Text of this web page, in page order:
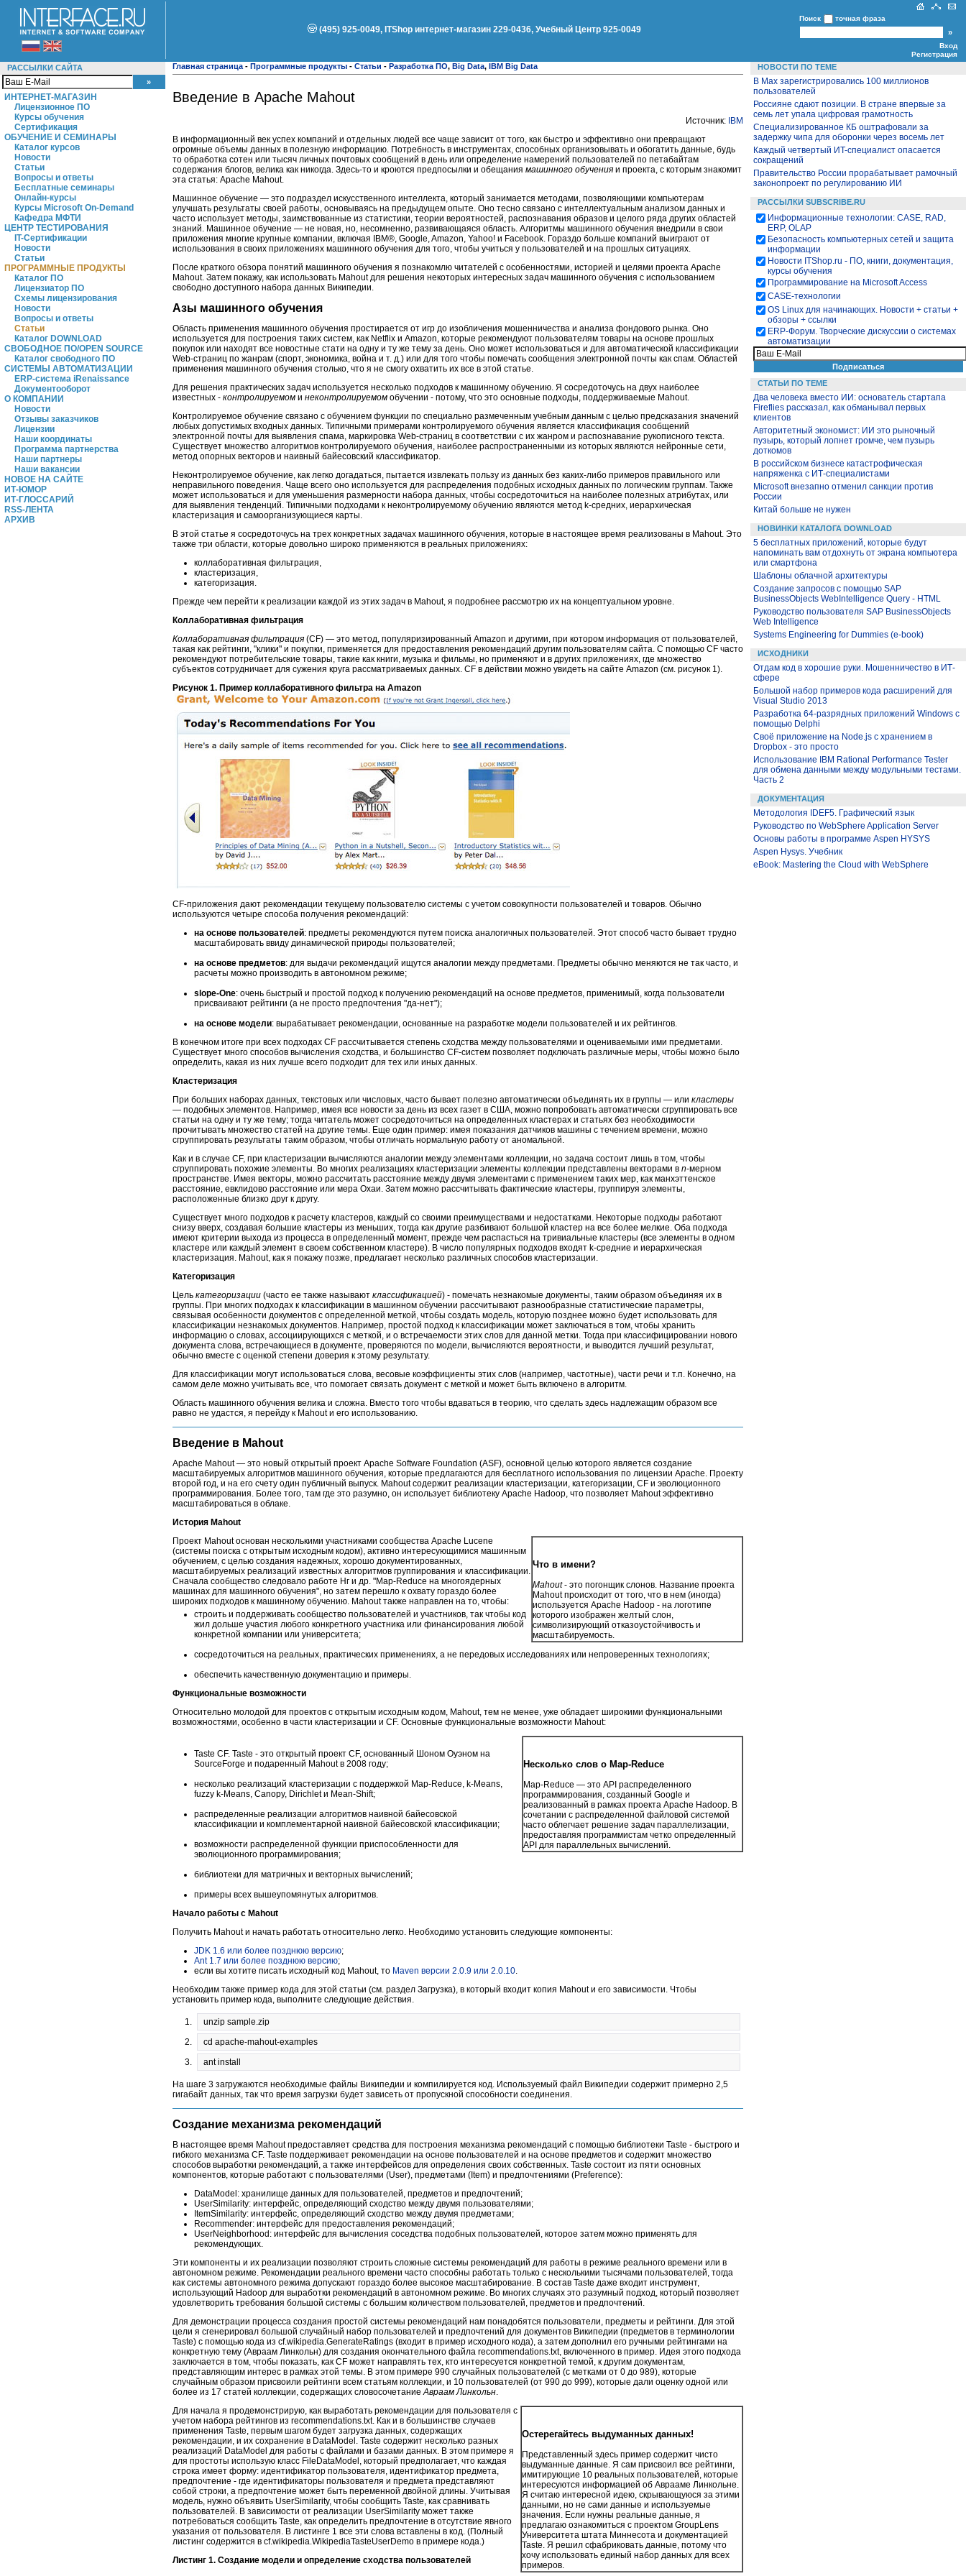
(495) 925-0049, ITShop интернет-магазин 229-0436, Учебный Центр 925-0049
Поиск точная фраза
Вход
Регистрация
РАССЫЛКИ САЙТА
ИНТЕРНЕТ-МАГАЗИН
Лицензионное ПО
Курсы обучения
Сертификация
ОБУЧЕНИЕ И СЕМИНАРЫ
Каталог курсов
Новости
Статьи
Вопросы и ответы
Бесплатные семинары
Онлайн-курсы
Курсы Microsoft On-Demand
Кафедра МФТИ
ЦЕНТР ТЕСТИРОВАНИЯ
IT-Сертификации
Новости
Статьи
ПРОГРАММНЫЕ ПРОДУКТЫ
Каталог ПО
Лицензиатор ПО
Схемы лицензирования
Новости
Вопросы и ответы
Статьи
Каталог DOWNLOAD
СВОБОДНОЕ ПО/OPEN SOURCE
Каталог свободного ПО
СИСТЕМЫ АВТОМАТИЗАЦИИ
ERP-система iRenaissance
Документооборот
О КОМПАНИИ
Новости
Отзывы заказчиков
Лицензии
Наши координаты
Программа партнерства
Наши партнеры
Наши вакансии
НОВОЕ НА САЙТЕ
ИТ-ЮМОР
ИТ-ГЛОССАРИЙ
RSS-ЛЕНТА
АРХИВ
Главная страница - Программные продукты - Статьи - Разработка ПО, Big Data, IBM Big Data
Введение в Apache Mahout
Источник: IBM
В информационный век успех компаний и отдельных людей все чаще зависит от того, как быстро и эффективно они превращают
огромные объемы данных в полезную информацию. Потребность в инструментах, способных организовывать и обогатить данные, будь
то обработка сотен или тысяч личных почтовых сообщений в день или определение намерений пользователей по петабайтам
содержания блогов, велика как никогда. Здесь-то и кроются предпосылки и обещания машинного обучения и проекта, с которым знакомит
эта статья: Apache Mahout.
Машинное обучение ― это подраздел искусственного интеллекта, который занимается методами, позволяющими компьютерам
улучшать результаты своей работы, основываясь на предыдущем опыте. Оно тесно связано с интеллектуальным анализом данных и
часто использует методы, заимствованные из статистики, теории вероятностей, распознавания образов и целого ряда других областей
знаний. Машинное обучение ― не новая, но, несомненно, развивающаяся область. Алгоритмы машинного обучения внедрили в свои
приложения многие крупные компании, включая IBM®, Google, Amazon, Yahoo! и Facebook. Гораздо больше компаний выиграют от
использования в своих приложениях машинного обучения для того, чтобы учиться у пользователей и на прошлых ситуациях.
После краткого обзора понятий машинного обучения я познакомлю читателей с особенностями, историей и целями проекта Apache
Mahout. Затем покажу, как использовать Mahout для решения некоторых интересных задач машинного обучения с использованием
свободно доступного набора данных Википедии.
Азы машинного обучения
Область применения машинного обучения простирается от игр до изобличения мошенничества и анализа фондового рынка. Оно
используется для построения таких систем, как Netflix и Amazon, которые рекомендуют пользователям товары на основе прошлых
покупок или находят все новостные стати на одну и ту же тему за день. Оно может использоваться и для автоматической классификации
Web-страниц по жанрам (спорт, экономика, война и т. д.) или для того чтобы помечать сообщения электронной почты как спам. Областей
применения машинного обучения столько, что я не смогу охватить их все в этой статье.
Для решения практических задач используется несколько подходов к машинному обучению. Я сосредоточусь на двух наиболее
известных - контролируемом и неконтролируемом обучении - потому, что это основные подходы, поддерживаемые Mahout.
Контролируемое обучение связано с обучением функции по специально размеченным учебным данным с целью предсказания значений
любых допустимых входных данных. Типичными примерами контролируемого обучения является классификация сообщений
электронной почты для выявления спама, маркировка Web-страниц в соответствии с их жанром и распознавание рукописного текста.
Существует множество алгоритмов контролируемого обучения, наиболее распространенными из которых являются нейронные сети,
метод опорных векторов и наивный байесовский классификатор.
Неконтролируемое обучение, как легко догадаться, пытается извлекать пользу из данных без каких-либо примеров правильного или
неправильного поведения. Чаще всего оно используется для распределения подобных исходных данных по логическим группам. Также
может использоваться и для уменьшения размерности набора данных, чтобы сосредоточиться на наиболее полезных атрибутах, или
для выявления тенденций. Типичными подходами к неконтролируемому обучению являются метод k-средних, иерархическая
кластеризация и самоорганизующиеся карты.
В этой статье я сосредоточусь на трех конкретных задачах машинного обучения, которые в настоящее время реализованы в Mahout. Это
также три области, которые довольно широко применяются в реальных приложениях:
коллаборативная фильтрация,
кластеризация,
категоризация.
Прежде чем перейти к реализации каждой из этих задач в Mahout, я подробнее рассмотрю их на концептуальном уровне.
Коллаборативная фильтрация
Коллаборативная фильтрация (CF) ― это метод, популяризированный Amazon и другими, при котором информация от пользователей,
такая как рейтинги, "клики" и покупки, применяется для предоставления рекомендаций другим пользователям сайта. С помощью CF часто
рекомендуют потребительские товары, такие как книги, музыка и фильмы, но применяют и в других приложениях, где множество
субъектов сотрудничает для сужения круга рассматриваемых данных. CF в действии можно увидеть на сайте Amazon (см. рисунок 1).
Рисунок 1. Пример коллаборативного фильтра на Amazon
CF-приложения дают рекомендации текущему пользователю системы с учетом совокупности пользователей и товаров. Обычно
используются четыре способа получения рекомендаций:
на основе пользователей: предметы рекомендуются путем поиска аналогичных пользователей. Этот способ часто бывает трудно
масштабировать ввиду динамической природы пользователей;
на основе предметов: для выдачи рекомендаций ищутся аналогии между предметами. Предметы обычно меняются не так часто, и
расчеты можно производить в автономном режиме;
slope-One: очень быстрый и простой подход к получению рекомендаций на основе предметов, применимый, когда пользователи
присваивают рейтинги (а не просто предпочтения "да-нет");
на основе модели: вырабатывает рекомендации, основанные на разработке модели пользователей и их рейтингов.
В конечном итоге при всех подходах CF рассчитывается степень сходства между пользователями и оцениваемыми ими предметами.
Существует много способов вычисления сходства, и большинство CF-систем позволяет подключать различные меры, чтобы можно было
определить, какая из них лучше всего подходит для тех или иных данных.
Кластеризация
При больших наборах данных, текстовых или числовых, часто бывает полезно автоматически объединять их в группы ― или кластеры
― подобных элементов. Например, имея все новости за день из всех газет в США, можно попробовать автоматически сгруппировать все
статьи на одну и ту же тему; тогда читатель может сосредоточиться на определенных кластерах и статьях без необходимости
прочитывать множество статей на другие темы. Еще один пример: имея показания датчиков машины с течением времени, можно
сгруппировать результаты таким образом, чтобы отличать нормальную работу от аномальной.
Как и в случае CF, при кластеризации вычисляются аналогии между элементами коллекции, но задача состоит лишь в том, чтобы
сгруппировать похожие элементы. Во многих реализациях кластеризации элементы коллекции представлены векторами в n-мерном
пространстве. Имея векторы, можно рассчитать расстояние между двумя элементами с применением таких мер, как манхэттенское
расстояние, евклидово расстояние или мера Охаи. Затем можно рассчитывать фактические кластеры, группируя элементы,
расположенные близко друг к другу.
Существует много подходов к расчету кластеров, каждый со своими преимуществами и недостатками. Некоторые подходы работают
снизу вверх, создавая большие кластеры из меньших, тогда как другие разбивают большой кластер на все более мелкие. Оба подхода
имеют критерии выхода из процесса в определенный момент, прежде чем распасться на тривиальные кластеры (все элементы в одном
кластере или каждый элемент в своем собственном кластере). В число популярных подходов входят k-средние и иерархическая
кластеризация. Mahout, как я покажу позже, предлагает несколько различных способов кластеризации.
Категоризация
Цель категоризации (часто ее также называют классификацией) - помечать незнакомые документы, таким образом объединяя их в
группы. При многих подходах к классификации в машинном обучении рассчитывают разнообразные статистические параметры,
связывая особенности документов с определенной меткой, чтобы создать модель, которую позднее можно будет использовать для
классификации незнакомых документов. Например, простой подход к классификации может заключаться в том, чтобы хранить
информацию о словах, ассоциирующихся с меткой, и о встречаемости этих слов для данной метки. Тогда при классифицировании нового
документа слова, встречающиеся в документе, проверяются по модели, вычисляются вероятности, и выводится лучший результат,
обычно вместе с оценкой степени доверия к этому результату.
Для классификации могут использоваться слова, весовые коэффициенты этих слов (например, частотные), части речи и т.п. Конечно, на
самом деле можно учитывать все, что помогает связать документ с меткой и может быть включено в алгоритм.
Область машинного обучения велика и сложна. Вместо того чтобы вдаваться в теорию, что сделать здесь надлежащим образом все
равно не удастся, я перейду к Mahout и его использованию.
Введение в Mahout
Apache Mahout ― это новый открытый проект Apache Software Foundation (ASF), основной целью которого является создание
масштабируемых алгоритмов машинного обучения, которые предлагаются для бесплатного использования по лицензии Apache. Проекту
второй год, и на его счету один публичный выпуск. Mahout содержит реализации кластеризации, категоризации, CF и эволюционного
программирования. Более того, там где это разумно, он использует библиотеку Apache Hadoop, что позволяет Mahout эффективно
масштабироваться в облаке.
История Mahout
Что в имени?
Mahout- это погонщик слонов. Название проекта
Mahout происходит от того, что в нем (иногда)
используется Apache Hadoop - на логотипе
которого изображен желтый слон,
символизирующий отказоустойчивость и
масштабируемость.
Проект Mahout основан несколькими участниками сообщества Apache Lucene
(системы поиска с открытым исходным кодом), активно интересующимися машинным
обучением, с целью создания надежных, хорошо документированных,
масштабируемых реализаций известных алгоритмов группирования и классификации.
Сначала сообщество следовало работе Нг и др. "Map-Reduce на многоядерных
машинах для машинного обучения", но затем перешло к охвату гораздо более
широких подходов к машинному обучению. Mahout также направлен на то, чтобы:
строить и поддерживать сообщество пользователей и участников, так чтобы код
жил дольше участия любого конкретного участника или финансирования любой
конкретной компании или университета;
сосредоточиться на реальных, практических применениях, а не передовых исследованиях или непроверенных технологиях;
обеспечить качественную документацию и примеры.
Функциональные возможности
Относительно молодой для проектов с открытым исходным кодом, Mahout, тем не менее, уже обладает широкими функциональными
возможностями, особенно в части кластеризации и CF. Основные функциональные возможности Mahout:
Несколько слов о Map-Reduce
Map-Reduce ― это API распределенного
программирования, созданный Google и
реализованный в рамках проекта Apache Hadoop. В
сочетании с распределенной файловой системой
часто облегчает решение задач параллелизации,
предоставляя программистам четко определенный
API для параллельных вычислений.
Taste CF. Taste - это открытый проект CF, основанный Шоном Оуэном на
SourceForge и подаренный Mahout в 2008 году;
несколько реализаций кластеризации с поддержкой Map-Reduce, k-Means,
fuzzy k-Means, Canopy, Dirichlet и Mean-Shift;
распределенные реализации алгоритмов наивной байесовской
классификации и комплементарной наивной байесовской классификации;
возможности распределенной функции приспособленности для
эволюционного программирования;
библиотеки для матричных и векторных вычислений;
примеры всех вышеупомянутых алгоритмов.
Начало работы с Mahout
Получить Mahout и начать работать относительно легко. Необходимо установить следующие компоненты:
JDK 1.6 или более позднюю версию;
Ant 1.7 или более позднюю версию;
если вы хотите писать исходный код Mahout, то Maven версии 2.0.9 или 2.0.10
Необходим также пример кода для этой статьи (см. раздел Загрузка), в который входит копия Mahout и его зависимости. Чтобы
установить пример кода, выполните следующие действия.
unzip sample.zip
cd apache-mahout-examples
ant install
На шаге 3 загружаются необходимые файлы Википедии и компилируется код. Используемый файл Википедии содержит примерно 2,5
гигабайт данных, так что время загрузки будет зависеть от пропускной способности соединения.
Создание механизма рекомендаций
В настоящее время Mahout предоставляет средства для построения механизма рекомендаций с помощью библиотеки Taste - быстрого и
гибкого механизма CF. Taste поддерживает рекомендации на основе пользователей и на основе предметов и содержит множество
способов выработки рекомендаций, а также интерфейсов для определения своих собственных. Taste состоит из пяти основных
компонентов, которые работают с пользователями (User), предметами (Item) и предпочтениями (Preference):
DataModel: хранилище данных для пользователей, предметов и предпочтений;
UserSimilarity: интерфейс, определяющий сходство между двумя пользователями;
ItemSimilarity: интерфейс, определяющий сходство между двумя предметами;
Recommender: интерфейс для предоставления рекомендаций;
UserNeighborhood: интерфейс для вычисления соседства подобных пользователей, которое затем можно применять для
рекомендующих.
Эти компоненты и их реализации позволяют строить сложные системы рекомендаций для работы в режиме реального времени или в
автономном режиме. Рекомендации реального времени часто способны работать только с несколькими тысячами пользователей, тогда
как системы автономного режима допускают гораздо более высокое масштабирование. В состав Taste даже входит инструмент,
использующий Hadoop для выработки рекомендаций в автономном режиме. Во многих случаях это разумный подход, который позволяет
удовлетворить требования большой системы с большим количеством пользователей, предметов и предпочтений.
Для демонстрации процесса создания простой системы рекомендаций нам понадобятся пользователи, предметы и рейтинги. Для этой
цели я сгенерировал большой случайный набор пользователей и предпочтений для документов Википедии (предметов в терминологии
Taste) с помощью кода из cf.wikipedia.GenerateRatings (входит в пример исходного кода), а затем дополнил его ручными рейтингами на
конкретную тему (Авраам Линкольн) для создания окончательного файла recommendations.txt, включенного в пример. Идея этого подхода
заключается в том, чтобы показать, как CF может направлять тех, кто интересуется конкретной темой, к другим документам,
представляющим интерес в рамках этой темы. В этом примере 990 случайных пользователей (с метками от 0 до 989), которые
случайным образом присвоили рейтинги всем статьям коллекции, и 10 пользователей (от 990 до 999), которые дали оценку одной или
более из 17 статей коллекции, содержащих словосочетание Авраам Линкольн
Остерегайтесь выдуманных данных!
Представленный здесь пример содержит чисто
выдуманные данные. Я сам присвоил все рейтинги,
имитирующие 10 реальных пользователей, которые
интересуются информацией об Аврааме Линкольне.
Я считаю интересной идею, скрывающуюся за этими
данными, но не сами данные и используемые
значения. Если нужны реальные данные, я
предлагаю ознакомиться с проектом GroupLens
Университета штата Миннесота и документацией
Taste. Я решил сфабриковать данные, потому что
хочу использовать единый набор данных для всех
примеров.
Для начала я продемонстрирую, как выработать рекомендации для пользователя с
учетом набора рейтингов из recommendations.txt. Как и в большинстве случаев
применения Taste, первым шагом будет загрузка данных, содержащих
рекомендации, и их сохранение в DataModel. Taste содержит несколько разных
реализаций DataModel для работы с файлами и базами данных. В этом примере я
для простоты использую класс FileDataModel, который предполагает, что каждая
строка имеет форму: идентификатор пользователя, идентификатор предмета,
предпочтение - где идентификаторы пользователя и предмета представляют
собой строки, а предпочтение может быть переменной двойной длины. Учитывая
модель, нужно объявить UserSimilarity, чтобы сообщить Taste, как сравнивать
пользователей. В зависимости от реализации UserSimilarity может также
потребоваться сообщить Taste, как определить предпочтение в отсутствие явного
указания от пользователя. В листинге 1 все эти слова вставлены в код. (Полный
листинг содержится в cf.wikipedia.WikipediaTasteUserDemo в примере кода.)
Листинг 1. Создание модели и определение сходства пользователей
НОВОСТИ ПО ТЕМЕ
В Max зарегистрировались 100 миллионов
пользователей
Россияне сдают позиции. В стране впервые за
семь лет упала цифровая грамотность
Специализированное КБ оштрафовали за
задержку чипа для оборонки через восемь лет
Каждый четвертый ИT-специалист опасается
сокращений
Правительство России прорабатывает рамочный
законопроект по регулированию ИИ
РАССЫЛКИ SUBSCRIBE.RU
Информационные технологии: CASE, RAD,
ERP, OLAP
Безопасность компьютерных сетей и защита
информации
Новости ITShop.ru - ПО, книги, документация,
курсы обучения
Программирование на Microsoft Access
CASE-технологии
OS Linux для начинающих. Новости + статьи +
обзоры + ссылки
ЕRP-Форум. Творческие дискуссии о системах
автоматизации
СТАТЬИ ПО ТЕМЕ
Два человека вместо ИИ: основатель стартапа
Fireflies рассказал, как обманывал первых
клиентов
Авторитетный экономист: ИИ это рыночный
пузырь, который лопнет громче, чем пузырь
доткомов
В российском бизнесе катастрофическая
напряженка с ИТ-специалистами
Microsoft внезапно отменил санкции против
России
Китай больше не нужен
НОВИНКИ КАТАЛОГА DOWNLOAD
5 бесплатных приложений, которые будут
напоминать вам отдохнуть от экрана компьютера
или смартфона
Шаблоны облачной архитектуры
Создание запросов с помощью SAP
BusinessObjects WebIntelligence Query - HTML
Руководство пользователя SAP BusinessObjects
Web Intelligence
Systems Engineering for Dummies (e-book)
ИСХОДНИКИ
Отдам код в хорошие руки. Мошенничество в ИТ-
сфере
Большой набор примеров кода расширений для
Visual Studio 2013
Разработка 64-разрядных приложений Windows с
помощью Delphi
Своё приложение на Node.js с хранением в
Dropbox - это просто
Использование IBM Rational Performance Tester
для обмена данными между модульными тестами.
Часть 2
ДОКУМЕНТАЦИЯ
Методология IDEF5. Графический язык
Руководство по WebSphere Application Server
Основы работы в программе Aspen HYSYS
Aspen Hysys. Учебник
eBook: Mastering the Cloud with WebSphere